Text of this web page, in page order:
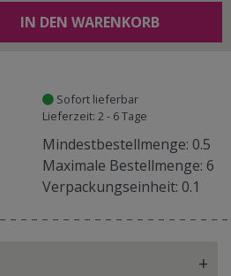
IN DEN WARENKORB
Sofort lieferbar
Lieferzeit: 2 - 6 Tage
Mindestbestellmenge: 0.5
Maximale Bestellmenge: 6
Verpackungseinheit: 0.1
+